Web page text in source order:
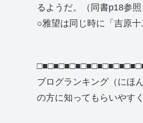
るようだ。（同書p18参照
○雅望は同じ時に「吉原
ブログランキング（にほ
の方に知ってもらいやす